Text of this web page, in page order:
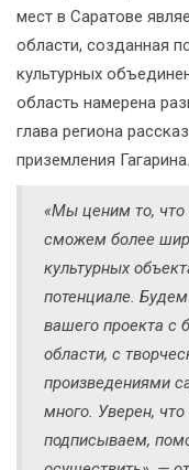
мест в Саратове
области, созданная
культурных
область намерена
глава региона
приземления Гагарина.
«Мы ценим то,
сможем более
культурных
потенциале.
вашего проекта с
области, с
произведениями
много. Уверен,
подписываем,